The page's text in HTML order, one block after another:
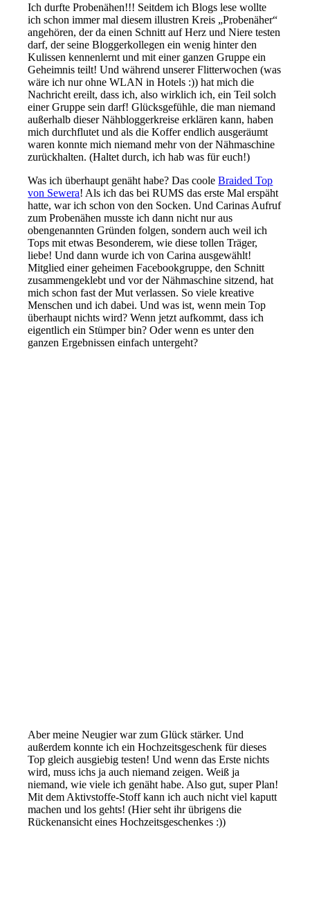
Ich durfte Probenähen!!! Seitdem ich Blogs lese wollte
ich schon immer mal diesem illustren Kreis „Probenäher“
angehören, der da einen Schnitt auf Herz und Niere testen
darf, der seine Bloggerkollegen ein wenig hinter den
Kulissen kennenlernt und mit einer ganzen Gruppe ein
Geheimnis teilt! Und während unserer Flitterwochen (was
wäre ich nur ohne WLAN in Hotels :)) hat mich die
Nachricht ereilt, dass ich, also wirklich ich, ein Teil solch
einer Gruppe sein darf! Glücksgefühle, die man niemand
außerhalb dieser Nähbloggerkreise erklären kann, haben
mich durchflutet und als die Koffer endlich ausgeräumt
waren konnte mich niemand mehr von der Nähmaschine
zurückhalten. (Haltet durch, ich hab was für euch!)
Was ich überhaupt genäht habe? Das cooleBraided Top
von Sewera! Als ich das bei RUMS das erste Mal erspäht
hatte, war ich schon von den Socken. Und Carinas Aufruf
zum Probenähen musste ich dann nicht nur aus
obengenannten Gründen folgen, sondern auch weil ich
Tops mit etwas Besonderem, wie diese tollen Träger,
liebe! Und dann wurde ich von Carina ausgewählt!
Mitglied einer geheimen Facebookgruppe, den Schnitt
zusammengeklebt und vor der Nähmaschine sitzend, hat
mich schon fast der Mut verlassen. So viele kreative
Menschen und ich dabei. Und was ist, wenn mein Top
überhaupt nichts wird? Wenn jetzt aufkommt, dass ich
eigentlich ein Stümper bin? Oder wenn es unter den
ganzen Ergebnissen einfach untergeht?
Aber meine Neugier war zum Glück stärker. Und
außerdem konnte ich ein Hochzeitsgeschenk für dieses
Top gleich ausgiebig testen! Und wenn das Erste nichts
wird, muss ichs ja auch niemand zeigen. Weiß ja
niemand, wie viele ich genäht habe. Also gut, super Plan!
Mit dem Aktivstoffe-Stoff kann ich auch nicht viel kaputt
machen und los gehts! (Hier seht ihr übrigens die
Rückenansicht eines Hochzeitsgeschenkes :))